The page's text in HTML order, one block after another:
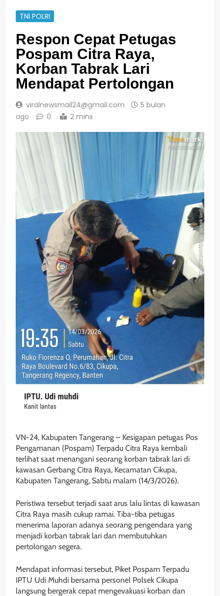
TNI POLRI
Respon Cepat Petugas
Pospam Citra Raya,
Korban Tabrak Lari
Mendapat Pertolongan
viralnewsmail24@gmail.com
5 bulan
ago
0 2 mins
VN-24, Kabupaten Tangerang – Kesigapan petugas Pos
Pengamanan (Pospam) Terpadu Citra Raya kembali
terlihat saat menangani seorang korban tabrak lari di
kawasan Gerbang Citra Raya, Kecamatan Cikupa,
Kabupaten Tangerang, Sabtu malam (14/3/2026).
Peristiwa tersebut terjadi saat arus lalu lintas di kawasan
Citra Raya masih cukup ramai. Tiba-tiba petugas
menerima laporan adanya seorang pengendara yang
menjadi korban tabrak lari dan membutuhkan
pertolongan segera.
Mendapat informasi tersebut, Piket Pospam Terpadu
IPTU Udi Muhdi bersama personel Polsek Cikupa
langsung bergerak cepat mengevakuasi korban dan